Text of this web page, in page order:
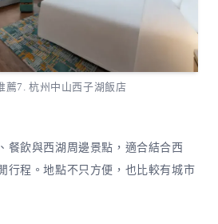
薦7. 杭州中山西子湖飯店
餐飲與西湖周邊景點，適合結合西
行程。地點不只方便，也比較有城市